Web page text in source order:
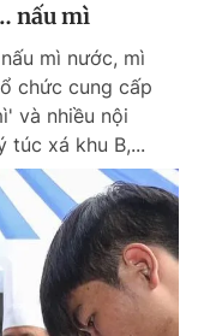
nấu mì
mì nước, mì
chức cung cấp
và nhiều nội
túc xá khu B,...